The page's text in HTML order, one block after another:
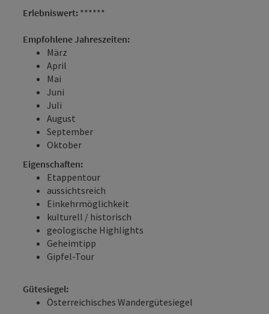
Erlebniswert: ******
Empfohlene Jahreszeiten:
März
April
Mai
Juni
Juli
August
September
Oktober
Eigenschaften:
Etappentour
aussichtsreich
Einkehrmöglichkeit
kulturell / historisch
geologische Highlights
Geheimtipp
Gipfel-Tour
Gütesiegel:
Österreichisches Wandergütesiegel